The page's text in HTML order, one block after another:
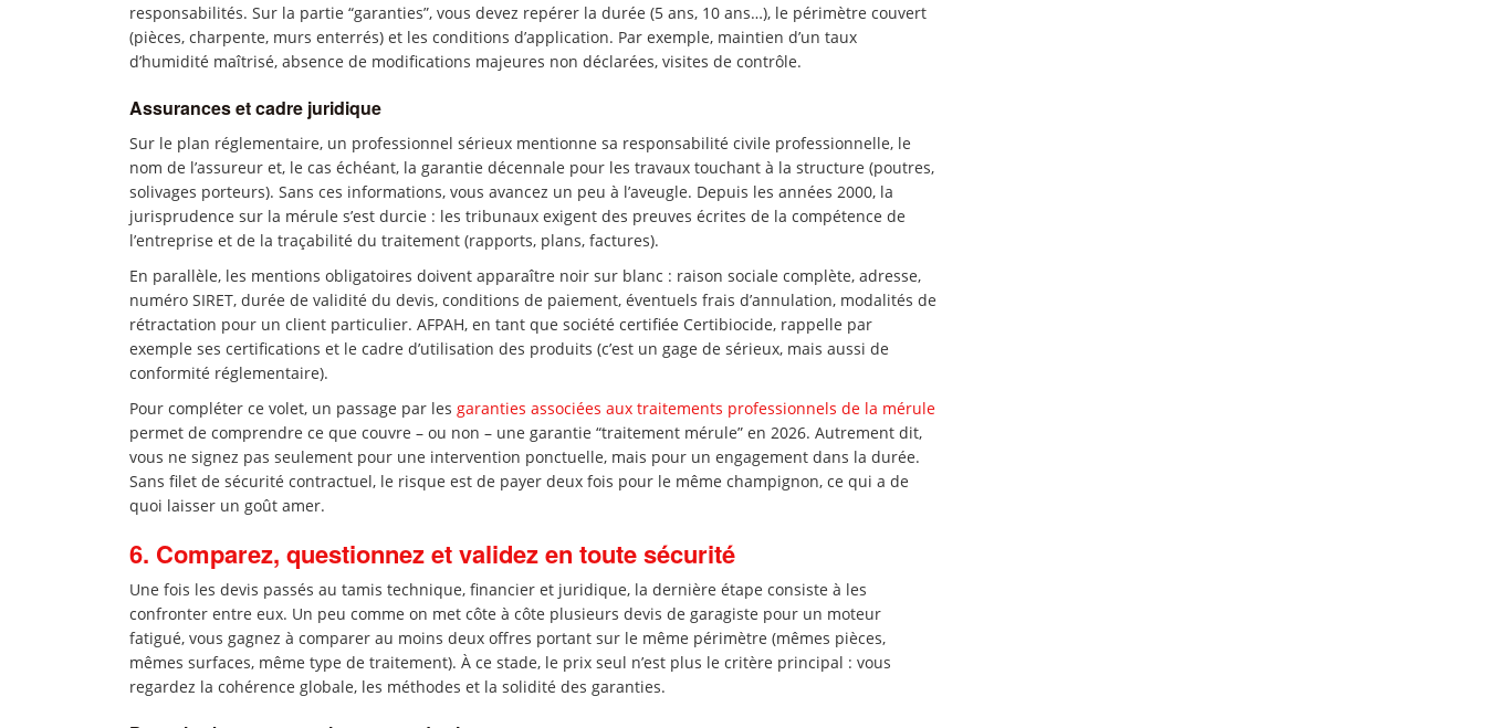
responsabilités. Sur la partie “garanties”, vous devez repérer la durée (5 ans, 10 ans…), le périmètre couvert
(pièces, charpente, murs enterrés) et les conditions d’application. Par exemple, maintien d’un taux
d’humidité maîtrisé, absence de modifications majeures non déclarées, visites de contrôle.
Assurances et cadre juridique
Sur le plan réglementaire, un professionnel sérieux mentionne sa responsabilité civile professionnelle, le
nom de l’assureur et, le cas échéant, la garantie décennale pour les travaux touchant à la structure (poutres,
solivages porteurs). Sans ces informations, vous avancez un peu à l’aveugle. Depuis les années 2000, la
jurisprudence sur la mérule s’est durcie : les tribunaux exigent des preuves écrites de la compétence de
l’entreprise et de la traçabilité du traitement (rapports, plans, factures).
En parallèle, les mentions obligatoires doivent apparaître noir sur blanc : raison sociale complète, adresse,
numéro SIRET, durée de validité du devis, conditions de paiement, éventuels frais d’annulation, modalités de
rétractation pour un client particulier. AFPAH, en tant que société certifiée Certibiocide, rappelle par
exemple ses certifications et le cadre d’utilisation des produits (c’est un gage de sérieux, mais aussi de
conformité réglementaire).
Pour compléter ce volet, un passage par les garanties associées aux traitements professionnels de la mérule
permet de comprendre ce que couvre – ou non – une garantie “traitement mérule” en 2026. Autrement dit,
vous ne signez pas seulement pour une intervention ponctuelle, mais pour un engagement dans la durée.
Sans filet de sécurité contractuel, le risque est de payer deux fois pour le même champignon, ce qui a de
quoi laisser un goût amer.
6. Comparez, questionnez et validez en toute sécurité
Une fois les devis passés au tamis technique, financier et juridique, la dernière étape consiste à les
confronter entre eux. Un peu comme on met côte à côte plusieurs devis de garagiste pour un moteur
fatigué, vous gagnez à comparer au moins deux offres portant sur le même périmètre (mêmes pièces,
mêmes surfaces, même type de traitement). À ce stade, le prix seul n’est plus le critère principal : vous
regardez la cohérence globale, les méthodes et la solidité des garanties.